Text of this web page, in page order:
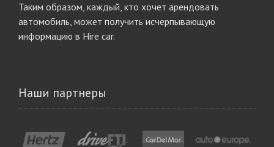
Таким образом, каждый, кто хочет арендовать
автомобиль, может получить исчерпывающую
информацию в Hire car.
Наши партнеры